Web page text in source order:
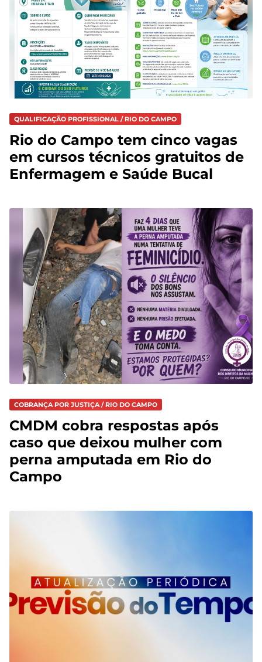
QUALIFICAÇÃO PROFISSIONAL / RIO DO CAMPO
Rio do Campo tem cinco vagas
em cursos técnicos gratuitos de
Enfermagem e Saúde Bucal
COBRANÇA POR JUSTIÇA / RIO DO CAMPO
CMDM cobra respostas após
caso que deixou mulher com
perna amputada em Rio do
Campo